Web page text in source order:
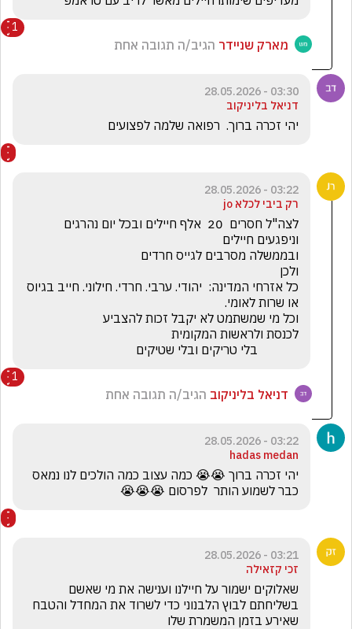
1
מארק שניידר הגיב/ה תגובה אחת
03:30 - 28.05.2026
דניאל בליניקוב
יהי זכרה ברוך.  רפואה שלמה לפצועים
03:22 - 28.05.2026
רק ביבי לכלא jo
1
דניאל בליניקוב הגיב/ה תגובה אחת
03:22 - 28.05.2026
hadas medan
כבר לשמוע הותר  לפרסום 😭😭😭
03:21 - 28.05.2026
זכי קזאילה
שאירע בזמן המשמרת שלו